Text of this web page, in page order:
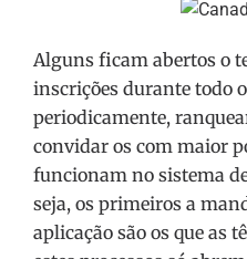
Alguns ficam abertos o
inscrições durante todo
periodicamente,
convidar os com maior
funcionam no sistema
seja, os primeiros a
aplicação são os que as